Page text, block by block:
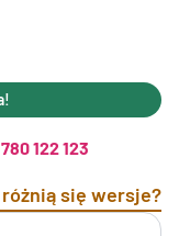
122 123
różnią się wersje?